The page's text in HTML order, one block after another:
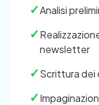
✓Analisi
✓
newsletter
✓Scrittura
✓